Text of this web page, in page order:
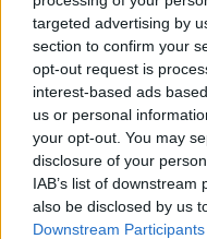
targeted advertising by
section to confirm your
opt-out request is
interest-based ads
us or personal
your opt-out. You may
disclosure of your
IAB’s list of
also be disclosed by us
Downstream Participants
Nå er det klart for
Også den går med
går ut klokka 12:35.
Se også:– Det er
på strupen